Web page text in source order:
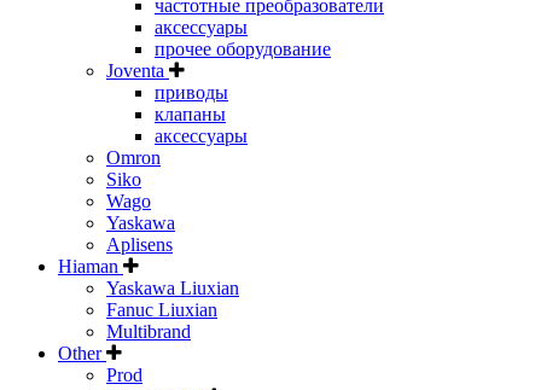
частотные преобразователи
аксессуары
прочее оборудование
Joventa
приводы
клапаны
аксессуары
Omron
Siko
Wago
Yaskawa
Aplisens
Hiaman
Yaskawa Liuxian
Fanuc Liuxian
Multibrand
Other
Prod